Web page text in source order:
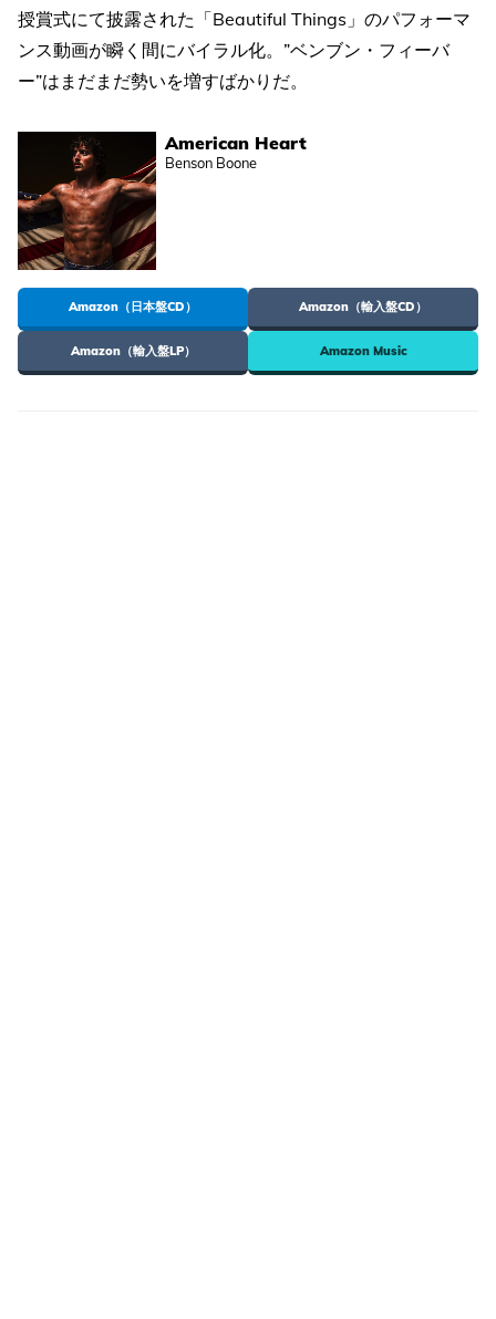
授賞式にて披露された「Beautiful Things」のパフォーマ
ンス動画が瞬く間にバイラル化。”ベンブン・フィーバ
ー”はまだまだ勢いを増すばかりだ。
American Heart
Benson Boone
Amazon（日本盤CD） Amazon（輸入盤CD）
Amazon（輸入盤LP） Amazon Music